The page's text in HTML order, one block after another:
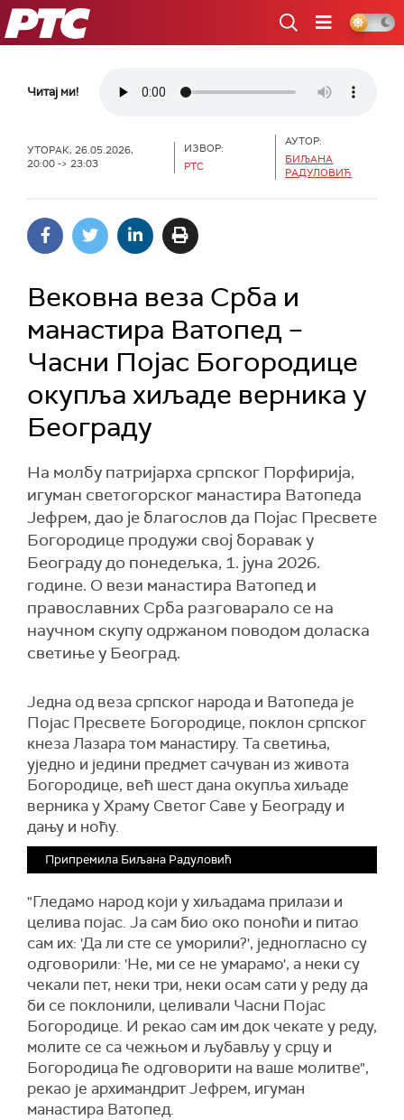
РТС
Читај ми!
УТОРАК, 26.05.2026,
20:00 -> 23:03
ИЗВОР:
РТС
АУТОР:
БИЉАНА
РАДУЛОВИЋ
Вековна веза Срба и
манастира Ватопед –
Часни Појас Богородице
окупља хиљаде верника у
Београду
На молбу патријарха српског Порфирија,
игуман светогорског манастира Ватопеда
Јефрем, дао је благослов да Појас Пресвете
Богородице продужи свој боравак у
Београду до понедељка, 1. јуна 2026.
године. О вези манастира Ватопед и
православних Срба разговарало се на
научном скупу одржаном поводом доласка
светиње у Београд.
Једна од веза српског народа и Ватопеда је
Појас Пресвете Богородице, поклон српског
кнеза Лазара том манастиру. Та светиња,
уједно и једини предмет сачуван из живота
Богородице, већ шест дана окупља хиљаде
верника у Храму Светог Саве у Београду и
дању и ноћу.
Припремила Биљана Радуловић
"Гледамо народ који у хиљадама прилази и
целива појас. Ја сам био око поноћи и питао
сам их: 'Да ли сте се уморили?', једногласно су
одговорили: 'Не, ми се не умарамо', а неки су
чекали пет, неки три, неки осам сати у реду да
би се поклонили, целивали Часни Појас
Богородице. И рекао сам им док чекате у реду,
молите се са чежњом и љубављу у срцу и
Богородица ће одговорити на ваше молитве",
рекао је архимандрит Јефрем, игуман
манастира Ватопед.